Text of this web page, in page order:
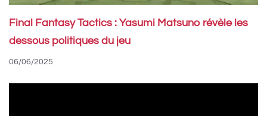
Final Fantasy Tactics : Yasumi Matsuno révèle les
dessous politiques du jeu
06/06/2025